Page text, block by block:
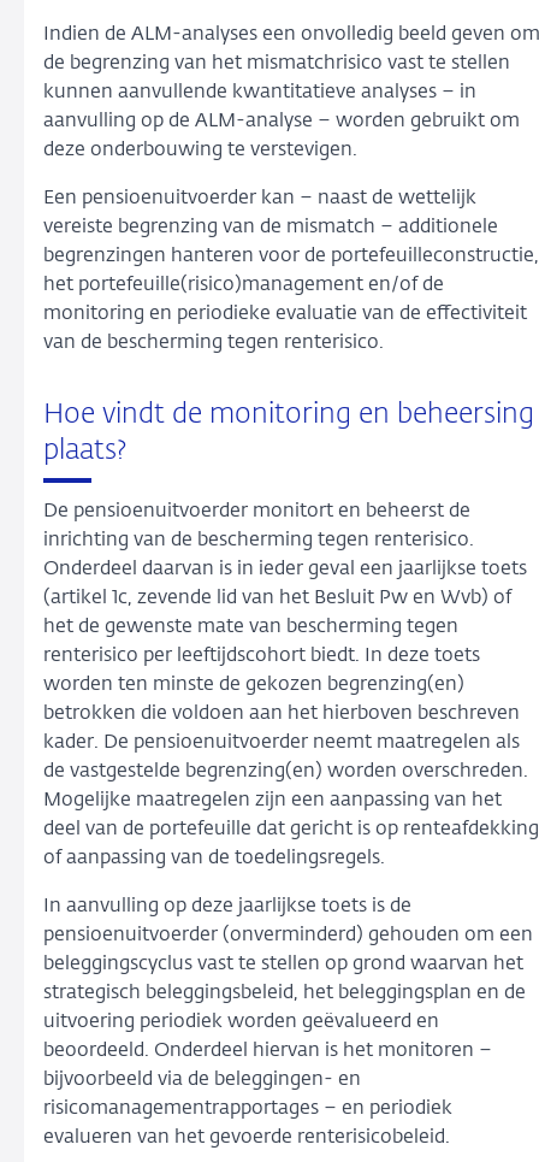
Indien de ALM-analyses een onvolledig beeld geven om
de begrenzing van het mismatchrisico vast te stellen
kunnen aanvullende kwantitatieve analyses – in
aanvulling op de ALM-analyse – worden gebruikt om
deze onderbouwing te verstevigen.
Een pensioenuitvoerder kan – naast de wettelijk
vereiste begrenzing van de mismatch – additionele
begrenzingen hanteren voor de portefeuilleconstructie,
het portefeuille(risico)management en/of de
monitoring en periodieke evaluatie van de effectiviteit
van de bescherming tegen renterisico.
Hoe vindt de monitoring en beheersing
plaats?
De pensioenuitvoerder monitort en beheerst de
inrichting van de bescherming tegen renterisico.
Onderdeel daarvan is in ieder geval een jaarlijkse toets
(artikel 1c, zevende lid van het Besluit Pw en Wvb) of
het de gewenste mate van bescherming tegen
renterisico per leeftijdscohort biedt. In deze toets
worden ten minste de gekozen begrenzing(en)
betrokken die voldoen aan het hierboven beschreven
kader. De pensioenuitvoerder neemt maatregelen als
de vastgestelde begrenzing(en) worden overschreden.
Mogelijke maatregelen zijn een aanpassing van het
deel van de portefeuille dat gericht is op renteafdekking
of aanpassing van de toedelingsregels.
In aanvulling op deze jaarlijkse toets is de
pensioenuitvoerder (onverminderd) gehouden om een
beleggingscyclus vast te stellen op grond waarvan het
strategisch beleggingsbeleid, het beleggingsplan en de
uitvoering periodiek worden geëvalueerd en
beoordeeld. Onderdeel hiervan is het monitoren –
bijvoorbeeld via de beleggingen- en
risicomanagementrapportages – en periodiek
evalueren van het gevoerde renterisicobeleid.